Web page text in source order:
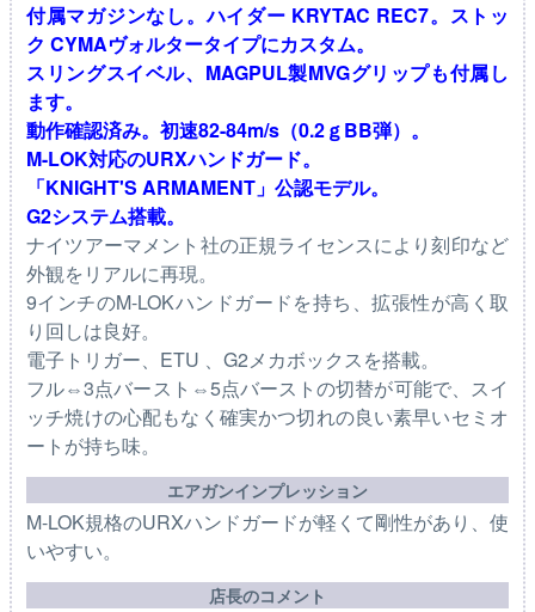
付属マガジンなし。ハイダー KRYTAC REC7。ストッ
ク CYMAヴォルタータイプにカスタム。
スリングスイベル、MAGPUL製MVGグリップも付属し
ます。
動作確認済み。初速82-84m/s（0.2ｇBB弾）。
M-LOK対応のURXハンドガード。
「KNIGHT'S ARMAMENT」公認モデル。
G2システム搭載。
ナイツアーマメント社の正規ライセンスにより刻印など
外観をリアルに再現。
9インチのM-LOKハンドガードを持ち、拡張性が高く取
り回しは良好。
電子トリガー、ETU 、G2メカボックスを搭載。
フル⇔3点バースト⇔5点バーストの切替が可能で、スイ
ッチ焼けの心配もなく確実かつ切れの良い素早いセミオ
ートが持ち味。
エアガンインプレッション
M-LOK規格のURXハンドガードが軽くて剛性があり、使
いやすい。
店長のコメント